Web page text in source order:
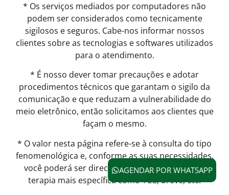
* Os serviços mediados por computadores não
podem ser considerados como tecnicamente
sigilosos e seguros. Cabe-nos informar nossos
clientes sobre as tecnologias e softwares utilizados
para o atendimento.
* É nosso dever tomar precauções e adotar
procedimentos técnicos que garantam o sigilo da
comunicação e que reduzam a vulnerabilidade do
meio eletrônico, então solicitamos aos clientes que
façam o mesmo.
* O valor nesta página refere-se à consulta do tipo
fenomenológica e, conforme as suas necessidades,
você poderá ser direcionado(a) para fazer uma
terapia mais específica como TCC, breve, etc.
AGENDAR POR WHATSAPP